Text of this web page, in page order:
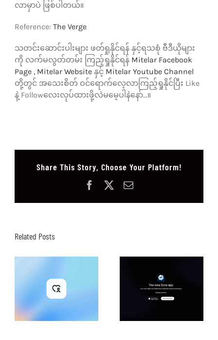
လာမှာပဲ ဖြစ်ပါတယ်။
Reference: The Verge
သတင်းဆောင်းပါးများ ဖတ်ရှုနိုင်ရန် နှင့်ရသစုံ ဗီဒီယိုများ
ကို လက်မလွတ်တမ်း ကြည့်ရှုနိုင်ရန် Mitelar Facebook
Page , Mitelar Websiteနှင့် Mitelar Youtube Channel
တို့တွင် အသေးစိတ် ဝင်ရောက်လေ့လာကြည့်ရှုနိုင်ပြီး Like
နဲ့ Followလေးလုပ်ထားဖို့လဲမမေ့ပါနဲနော်…။
Share This Story, Choose Your Platform!
FacebookEmail
Related Posts